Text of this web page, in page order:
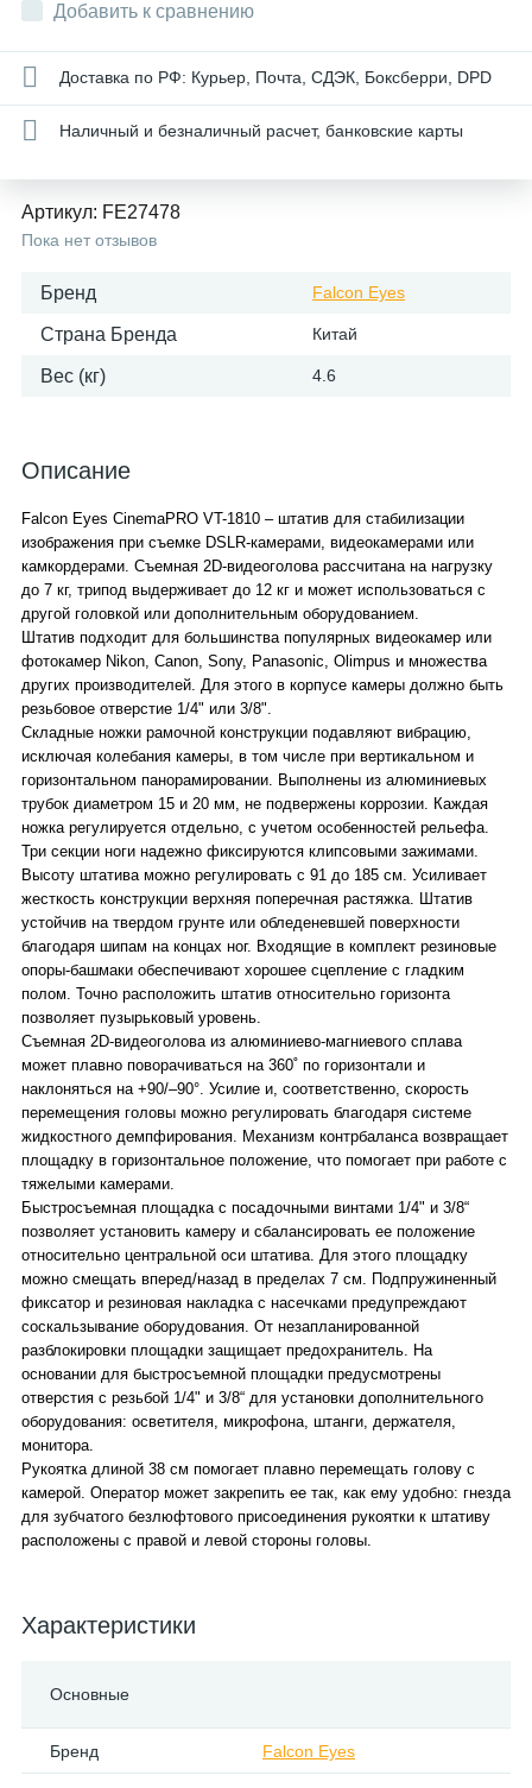
Добавить к сравнению
Доставка по РФ: Курьер, Почта, СДЭК, Боксберри, DPD
Наличный и безналичный расчет, банковские карты
Артикул: FE27478
Пока нет отзывов
Бренд Falcon Eyes
Страна Бренда Китай
Вес (кг) 4.6
Описание
Falcon Eyes CinemaPRO VT-1810 – штатив для стабилизации
изображения при съемке DSLR-камерами, видеокамерами или
камкордерами. Съемная 2D-видеоголова рассчитана на нагрузку
до 7 кг, трипод выдерживает до 12 кг и может использоваться с
другой головкой или дополнительным оборудованием.
Штатив подходит для большинства популярных видеокамер или
фотокамер Nikon, Canon, Sony, Panasonic, Olimpus и множества
других производителей. Для этого в корпусе камеры должно быть
резьбовое отверстие 1/4" или 3/8".
Складные ножки рамочной конструкции подавляют вибрацию,
исключая колебания камеры, в том числе при вертикальном и
горизонтальном панорамировании. Выполнены из алюминиевых
трубок диаметром 15 и 20 мм, не подвержены коррозии. Каждая
ножка регулируется отдельно, с учетом особенностей рельефа.
Три секции ноги надежно фиксируются клипсовыми зажимами.
Высоту штатива можно регулировать с 91 до 185 см. Усиливает
жесткость конструкции верхняя поперечная растяжка. Штатив
устойчив на твердом грунте или обледеневшей поверхности
благодаря шипам на концах ног. Входящие в комплект резиновые
опоры-башмаки обеспечивают хорошее сцепление с гладким
полом. Точно расположить штатив относительно горизонта
позволяет пузырьковый уровень.
Съемная 2D-видеоголова из алюминиево-магниевого сплава
может плавно поворачиваться на 360˚ по горизонтали и
наклоняться на +90/–90°. Усилие и, соответственно, скорость
перемещения головы можно регулировать благодаря системе
жидкостного демпфирования. Механизм контрбаланса возвращает
площадку в горизонтальное положение, что помогает при работе с
тяжелыми камерами.
Быстросъемная площадка с посадочными винтами 1/4" и 3/8“
позволяет установить камеру и сбалансировать ее положение
относительно центральной оси штатива. Для этого площадку
можно смещать вперед/назад в пределах 7 см. Подпружиненный
фиксатор и резиновая накладка с насечками предупреждают
соскальзывание оборудования. От незапланированной
разблокировки площадки защищает предохранитель. На
основании для быстросъемной площадки предусмотрены
отверстия с резьбой 1/4" и 3/8“ для установки дополнительного
оборудования: осветителя, микрофона, штанги, держателя,
монитора.
Рукоятка длиной 38 см помогает плавно перемещать голову с
камерой. Оператор может закрепить ее так, как ему удобно: гнезда
для зубчатого безлюфтового присоединения рукоятки к штативу
расположены с правой и левой стороны головы.
Характеристики
Основные
Бренд Falcon Eyes